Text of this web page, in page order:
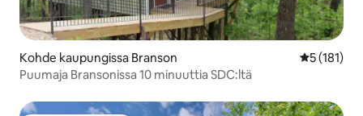
Kohde kaupungissa Branson
5 (181)
Puumaja Bransonissa 10 minuuttia SDC:ltä